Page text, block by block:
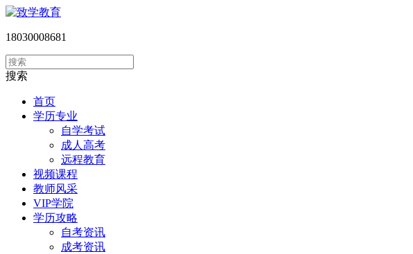
18030008681
搜索
首页
学历专业
自学考试
成人高考
远程教育
视频课程
教师风采
VIP学院
学历攻略
自考资讯
成考资讯